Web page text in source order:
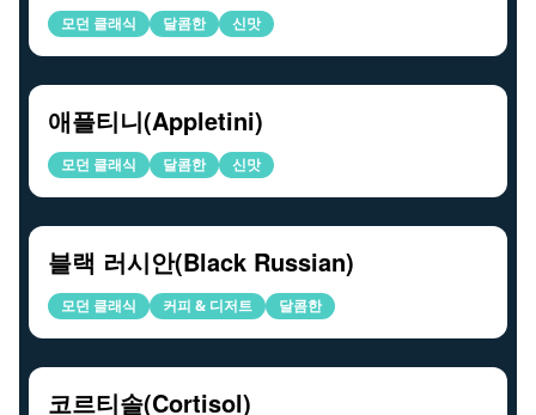
모던 클래식 달콤한 신맛
애플티니(Appletini)
모던 클래식 달콤한 신맛
블랙 러시안(Black Russian)
모던 클래식 커피 & 디저트 달콤한
코르티솔(Cortisol)